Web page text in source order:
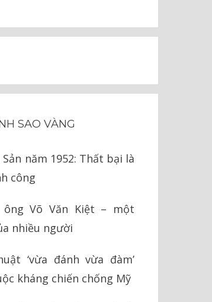
SAO VÀNG
năm 1952: Thất bại là
công
ông Võ Văn Kiệt – một
nhiều người
‘vừa đánh vừa đàm’
kháng chiến chống Mỹ